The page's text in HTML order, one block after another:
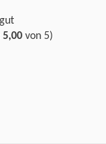
5,00 von 5)